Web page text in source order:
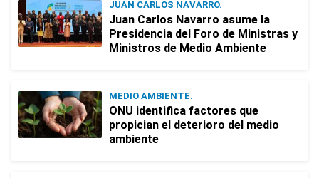
JUAN CARLOS NAVARRO.
Juan Carlos Navarro asume la
Presidencia del Foro de Ministras y
Ministros de Medio Ambiente
MEDIO AMBIENTE.
ONU identifica factores que
propician el deterioro del medio
ambiente